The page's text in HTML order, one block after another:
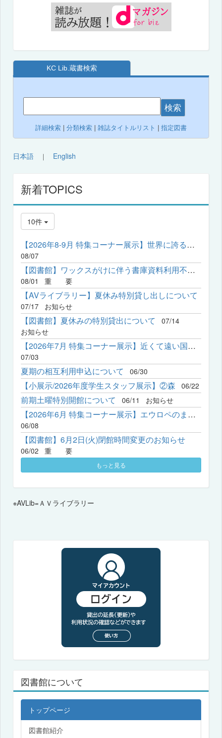
KC Lib.蔵書検索
検索
詳細検索 | 分類検索 | 雑誌タイトルリスト | 指定図書
日本語 ｜ English
新着TOPICS
10件
【2026年8-9月 特集コーナー展示】世界に誇る日本の伝統文化「ア...
08/07
【図書館】ワックスがけに伴う書庫資料利用不可の日程について
08/01 重 要
【AVライブラリー】夏休み特別貸し出しについて
07/17 お知らせ
【図書館】夏休みの特別貸出について
07/14
お知らせ
【2026年7月 特集コーナー展示】近くて遠い国？ーリアルな中国発...
07/03
夏期の相互利用申込について 06/30
【小展示/2026年度学生スタッフ展示】②森 06/22
前期土曜特別開館について 06/11 お知らせ
【2026年6月 特集コーナー展示】エウロペのまなざし―神戸女学院で...
06/08
【図書館】6月2日(火)閉館時間変更のお知らせ
06/02 重 要
もっと見る
※AVLib=ＡＶライブラリー
図書館について
トップページ
図書館紹介